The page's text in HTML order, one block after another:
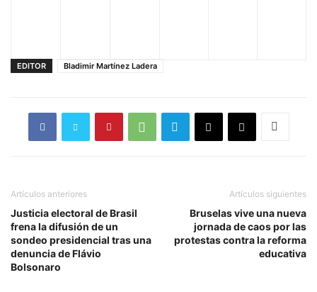
EDITOR Bladimir Martínez Ladera
Artículos anteriores
Justicia electoral de Brasil
frena la difusión de un
sondeo presidencial tras una
denuncia de Flávio
Bolsonaro
Artículos siguientes
Bruselas vive una nueva
jornada de caos por las
protestas contra la reforma
educativa